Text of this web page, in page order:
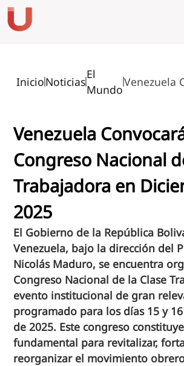
InicioNoticias
El
Mundo
Venezuela
Venezuela
Congreso Nacional
Trabajadora en
2025
El Gobierno de la República
Venezuela, bajo la dirección del
Nicolás Maduro, se encuentra
Congreso Nacional de la Clase
evento institucional de gran
programado para los días 15 y
de 2025. Este congreso
fundamental para revitalizar,
reorganizar el movimiento